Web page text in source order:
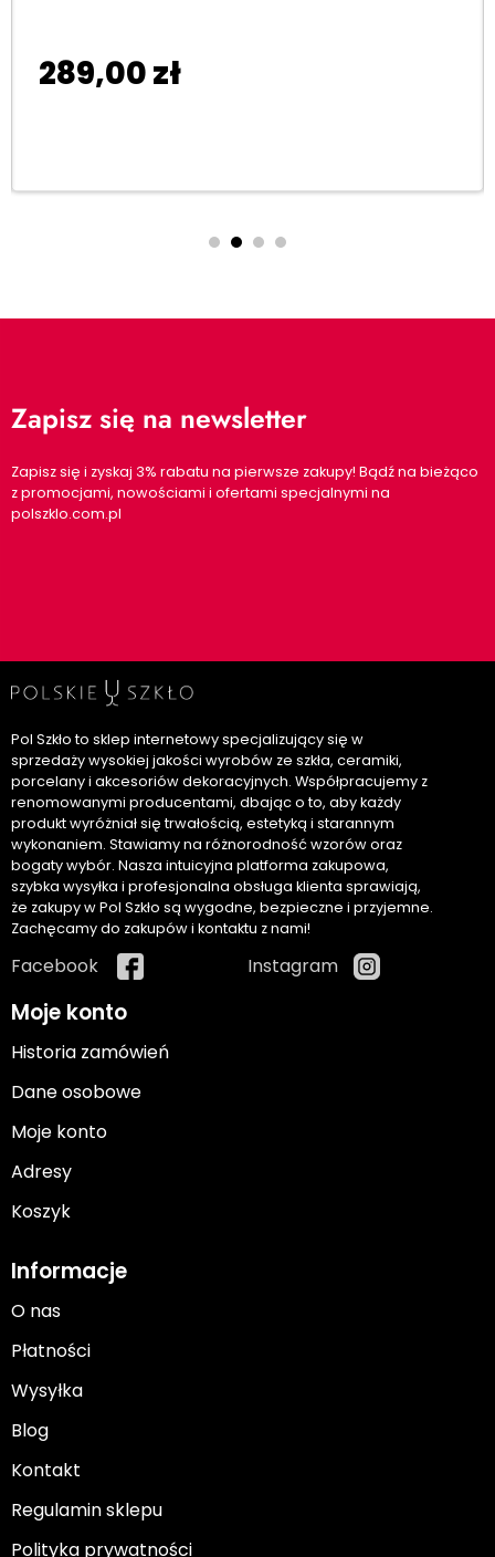
289,00zł
Zapisz się na newsletter
Zapisz się i zyskaj 3% rabatu na pierwsze zakupy! Bądź na bieżąco
z promocjami, nowościami i ofertami specjalnymi na
polszklo.com.pl
Pol Szkło to sklep internetowy specjalizujący się w
sprzedaży wysokiej jakości wyrobów ze szkła, ceramiki,
porcelany i akcesoriów dekoracyjnych. Współpracujemy z
renomowanymi producentami, dbając o to, aby każdy
produkt wyróżniał się trwałością, estetyką i starannym
wykonaniem. Stawiamy na różnorodność wzorów oraz
bogaty wybór. Nasza intuicyjna platforma zakupowa,
szybka wysyłka i profesjonalna obsługa klienta sprawiają,
że zakupy w Pol Szkło są wygodne, bezpieczne i przyjemne.
Zachęcamy do zakupów i kontaktu z nami!
Facebook Instagram
Moje konto
Historia zamówień
Dane osobowe
Moje konto
Adresy
Koszyk
Informacje
O nas
Płatności
Wysyłka
Blog
Kontakt
Regulamin sklepu
Polityka prywatności